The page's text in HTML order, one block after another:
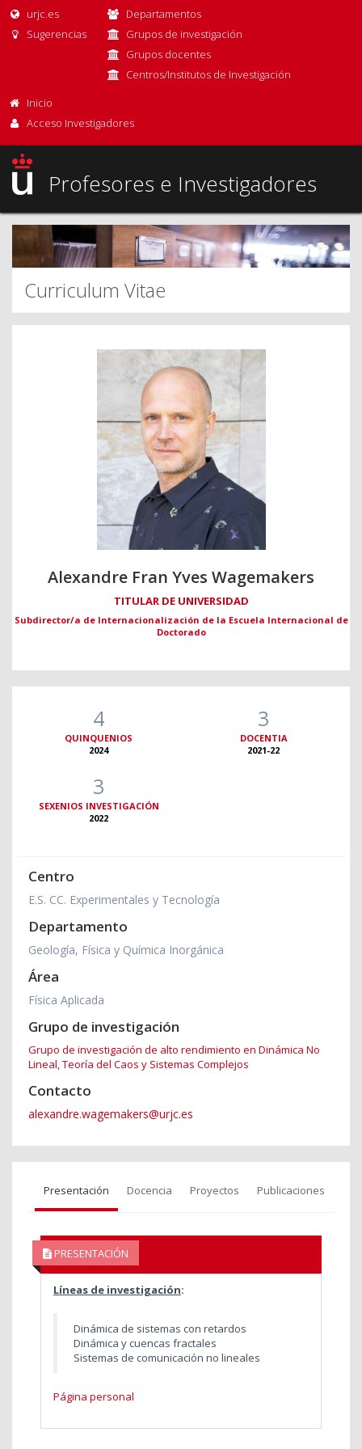
urjc.es
Sugerencias
Departamentos
Grupos de investigación
Grupos docentes
Centros/Institutos de Investigación
Inicio
Acceso Investigadores
Profesores e Investigadores
Curriculum Vitae
Alexandre Fran Yves Wagemakers
TITULAR DE UNIVERSIDAD
Subdirector/a de Internacionalización de la Escuela Internacional de
Doctorado
4
QUINQUENIOS
2024
3
DOCENTIA
2021-22
3
SEXENIOS INVESTIGACIÓN
2022
Centro
E.S. CC. Experimentales y Tecnología
Departamento
Geología, Física y Química Inorgánica
Área
Física Aplicada
Grupo de investigación
Grupo de investigación de alto rendimiento en Dinámica No
Lineal, Teoría del Caos y Sistemas Complejos
Contacto
alexandre.wagemakers@urjc.es
Presentación Docencia Proyectos Publicaciones
PRESENTACIÓN
Líneas de investigación:
Dinámica de sistemas con retardos
Dinámica y cuencas fractales
Sistemas de comunicación no lineales
Página personal